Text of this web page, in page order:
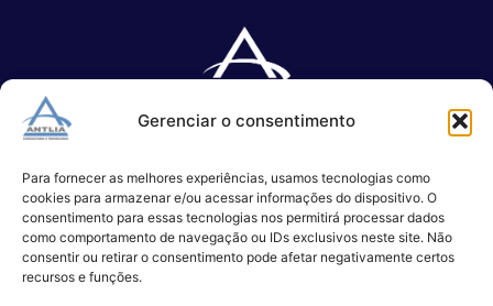
Gerenciar o consentimento
Para fornecer as melhores experiências, usamos tecnologias como
cookies para armazenar e/ou acessar informações do dispositivo. O
consentimento para essas tecnologias nos permitirá processar dados
como comportamento de navegação ou IDs exclusivos neste site. Não
consentir ou retirar o consentimento pode afetar negativamente certos
recursos e funções.
TI.
(11) 3017-0999